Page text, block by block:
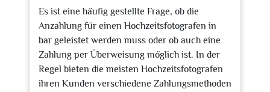
Es ist eine häufig gestellte Frage, ob die
Anzahlung für einen Hochzeitsfotografen in
bar geleistet werden muss oder ob auch eine
Zahlung per Überweisung möglich ist. In der
Regel bieten die meisten Hochzeitsfotografen
ihren Kunden verschiedene Zahlungsmethoden